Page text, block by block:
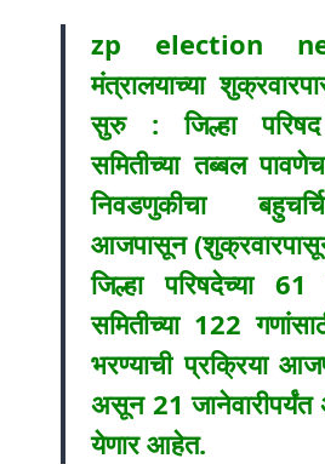
zp election
मंत्रालयाच्या
सुरु : जिल्हा
समितीच्या तब्बल
निवडणुकीचा
आजपासून
जिल्हा परिषदेच्या
समितीच्या 122
भरण्याची प्रक्रिया
असून 21
येणार आहेत.